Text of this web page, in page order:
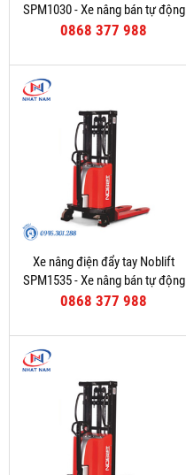
SPM1030 - Xe nâng bán tự động
0868 377 988
Xe nâng điện đẩy tay Noblift
SPM1535 - Xe nâng bán tự động
0868 377 988